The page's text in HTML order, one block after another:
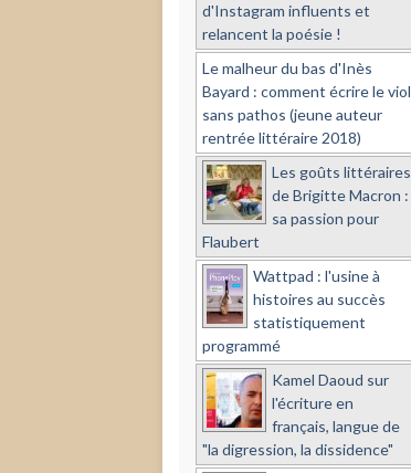
d'Instagram influents et
relancent la poésie !
Le malheur du bas d'Inès
Bayard : comment écrire le viol
sans pathos (jeune auteur
rentrée littéraire 2018)
Les goûts littéraires
de Brigitte Macron :
sa passion pour
Flaubert
Wattpad : l'usine à
histoires au succès
statistiquement
programmé
Kamel Daoud sur
l'écriture en
français, langue de
"la digression, la dissidence"